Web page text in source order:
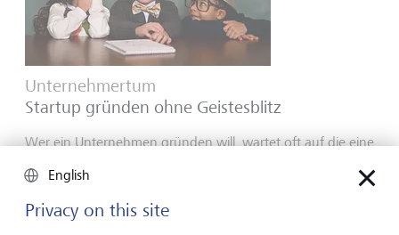
Unternehmertum
Startup gründen ohne Geistesblitz
Wer ein Unternehmen gründen will, wartet oft auf die eine
Geistesblitze - sondern durch Marktgefühl, Neugier und
English
Privacy on this site